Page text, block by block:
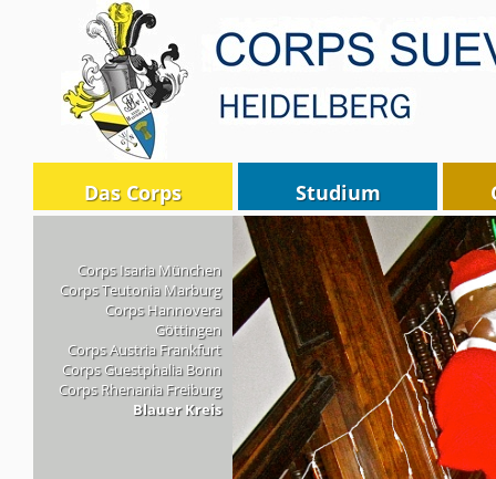
Das Corps Studium
Corps Isaria München
Corps Teutonia Marburg
Corps Hannovera
Göttingen
Corps Austria Frankfurt
Corps Guestphalia Bonn
Corps Rhenania Freiburg
Blauer Kreis